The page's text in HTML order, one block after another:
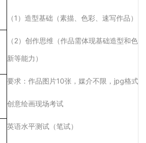
（1）造型基础（素描、色彩、速写作品）
（2）创作思维（作品需体现基础造型和色
新等能力）
要求：作品图片10张，媒介不限， jpg格式
创意绘画现场考试
英语水平测试（笔试）